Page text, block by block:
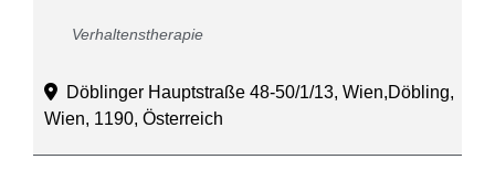
Verhaltenstherapie
Döblinger Hauptstraße 48-50/1/13, Wien,Döbling,
Wien, 1190, Österreich